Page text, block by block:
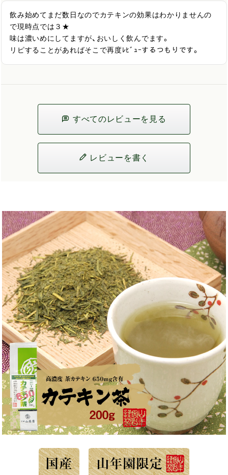
飲み始めてまだ数日なのでカテキンの効果はわかりませんの
で現時点では３★
味は濃いめにしてますが、おいしく飲んでます。
リピすることがあればそこで再度ﾚﾋﾞｭｰするつもりです。
すべてのレビューを見る
レビューを書く